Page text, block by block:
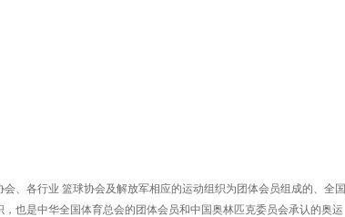
、各行业 篮球协会及解放军相应的运动组织为团体会员组成的、全国
也是中华全国体育总会的团体会员和中国奥林匹克委员会承认的奥运